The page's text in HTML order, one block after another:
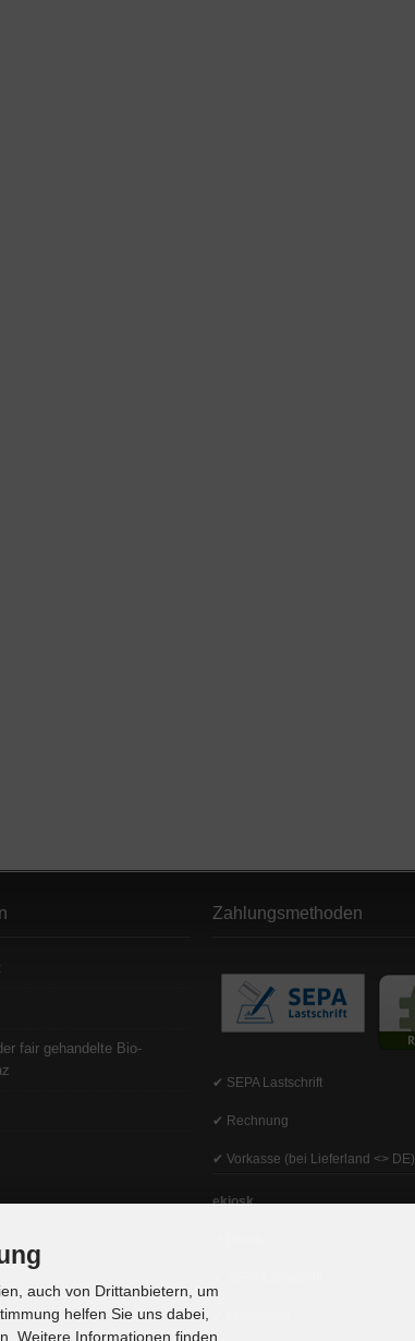
fair gehandelte Bio-
Zahlungsmethoden
✔ SEPA Lastschrift
✔ Rechnung
✔ Vorkasse (bei Lieferland <> DE)
ekiosk
auch von Drittanbietern, um
helfen Sie uns dabei,
Weitere Informationen finden